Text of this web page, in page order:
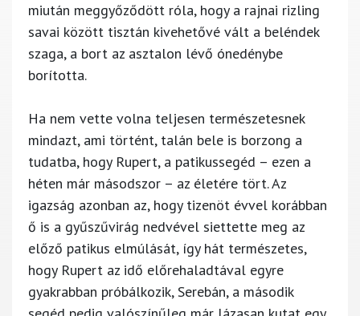
miután meggyőződött róla, hogy a rajnai rizling
savai között tisztán kivehetővé vált a beléndek
szaga, a bort az asztalon lévő ónedénybe
borította.
Ha nem vette volna teljesen természetesnek
mindazt, ami történt, talán bele is borzong a
tudatba, hogy Rupert, a patikussegéd – ezen a
héten már másodszor – az életére tört. Az
igazság azonban az, hogy tizenöt évvel korábban
ő is a gyűszűvirág nedvével siettette meg az
előző patikus elmúlását, így hát természetes,
hogy Rupert az idő előrehaladtával egyre
gyakrabban próbálkozik, Serebán, a második